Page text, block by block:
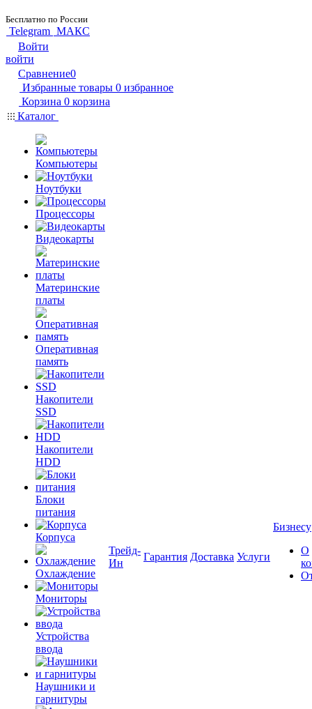
Бесплатно по России
Telegram МАКС
Войти
войти
Сравнение0
Избранные товары 0 избранное
Корзина 0 корзина
Каталог
Компьютеры
Ноутбуки
Процессоры
Видеокарты
Материнские
платы
Оперативная
память
Накопители
SSD
Накопители
HDD
Блоки
питания
Корпуса
Охлаждение
Мониторы
Устройства
ввода
Наушники и
гарнитуры
Трейд-
Ин
Гарантия Доставка Услуги
Бизнесу
О